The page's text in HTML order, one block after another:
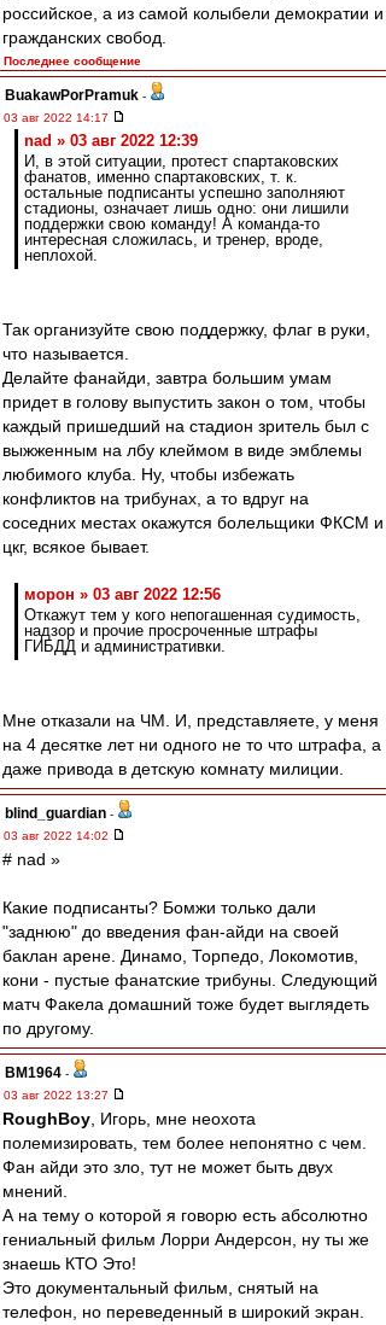
российское, а из самой колыбели демократии и
гражданских свобод.
Последнее сообщение
BuakawPorPramuk -
03 авг 2022 14:17
nad » 03 авг 2022 12:39
И, в этой ситуации, протест спартаковских
фанатов, именно спартаковских, т. к.
остальные подписанты успешно заполняют
стадионы, означает лишь одно: они лишили
поддержки свою команду! А команда-то
интересная сложилась, и тренер, вроде,
неплохой.
Так организуйте свою поддержку, флаг в руки,
что называется.
Делайте фанайди, завтра большим умам
придет в голову выпустить закон о том, чтобы
каждый пришедший на стадион зритель был с
выжженным на лбу клеймом в виде эмблемы
любимого клуба. Ну, чтобы избежать
конфликтов на трибунах, а то вдруг на
соседних местах окажутся болельщики ФКСМ и
цкг, всякое бывает.
морон » 03 авг 2022 12:56
Откажут тем у кого непогашенная судимость,
надзор и прочие просроченные штрафы
ГИБДД и административки.
Мне отказали на ЧМ. И, представляете, у меня
на 4 десятке лет ни одного не то что штрафа, а
даже привода в детскую комнату милиции.
blind_guardian -
03 авг 2022 14:02
# nad »
Какие подписанты? Бомжи только дали
"заднюю" до введения фан-айди на своей
баклан арене. Динамо, Торпедо, Локомотив,
кони - пустые фанатские трибуны. Следующий
матч Факела домашний тоже будет выглядеть
по другому.
BM1964 -
03 авг 2022 13:27
RoughBoy , Игорь, мне неохота
полемизировать, тем более непонятно с чем.
Фан айди это зло, тут не может быть двух
мнений.
А на тему о которой я говорю есть абсолютно
гениальный фильм Лорри Андерсон, ну ты же
знаешь КТО Это!
Это документальный фильм, снятый на
телефон, но переведенный в широкий экран.